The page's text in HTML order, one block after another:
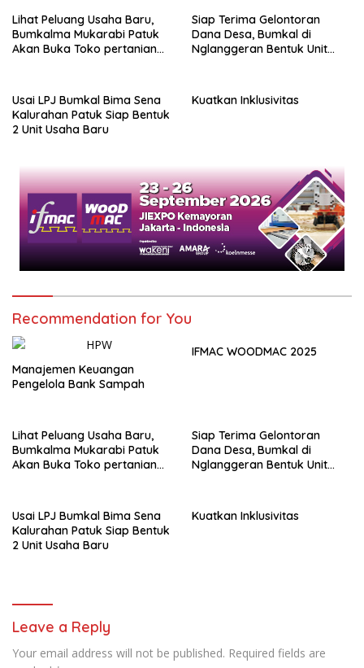
Lihat Peluang Usaha Baru,
Bumkalma Mukarabi Patuk
Akan Buka Toko pertanian
Siap Terima Gelontoran
Dana Desa, Bumkal di
Nglanggeran Bentuk Unit
Usai LPJ Bumkal Bima Sena
Kalurahan Patuk Siap Bentuk
2 Unit Usaha Baru
Kuatkan Inklusivitas
Recommendation for You
Manajemen Keuangan
Pengelola Bank Sampah
IFMAC WOODMAC 2025
Lihat Peluang Usaha Baru,
Bumkalma Mukarabi Patuk
Akan Buka Toko pertanian
Siap Terima Gelontoran
Dana Desa, Bumkal di
Nglanggeran Bentuk Unit
Usai LPJ Bumkal Bima Sena
Kalurahan Patuk Siap Bentuk
2 Unit Usaha Baru
Kuatkan Inklusivitas
Leave a Reply
Your email address will not be published. Required fields are